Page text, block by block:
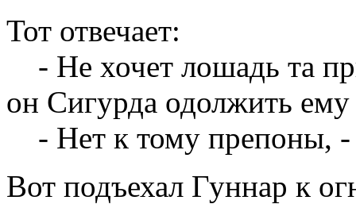
Тот отвечает:
- Не хочет лошадь та
он Сигурда одолжить
- Нет к тому препоны, -
Вот подъехал Гуннар к